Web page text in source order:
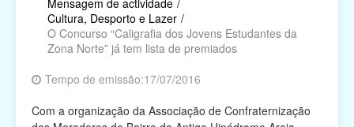
Religião
e Intermediárias
Associações Cívicas e de Conterrâneos
Mensagem de actividade /
Cultura, Desporto e Lazer /
O Concurso “Caligrafia dos Jovens Estudantes da
Zona Norte” já tem lista de premiados
Tempo de emissão:17/07/2016
Com a organização da Associação de Confraternização